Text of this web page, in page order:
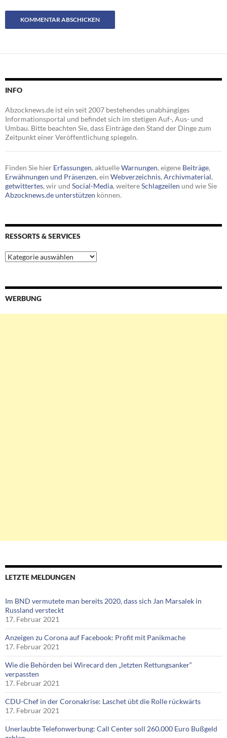
INFO
Abzocknews.de ist ein seit 2007 bestehendes unabhängiges
Informationsportal und befindet sich im stetigen Auf-, Aus- und
Umbau. Bitte beachten Sie, dass Einträge den Stand der Dinge zum
Zeitpunkt einer Veröffentlichung spiegeln.
Finden Sie hier Erfassungen, aktuelleWarnungen, eigene Beiträge,
Erwähnungen und Präsenzen, ein Webverzeichnis, Archivmaterial,
getwittertes, wir und Social-Media, weitereSchlagzeilen und wie Sie
Abzocknews.de unterstützen können.
RESSORTS & SERVICES
Ressorts
&
WERBUNG
LETZTE MELDUNGEN
Im BND vermutete man bereits 2020, dass sich Jan Marsalek in
Russland versteckt
17. Februar 2021
Anzeigen zu Corona auf Facebook: Profit mit Panikmache
17. Februar 2021
Wie die Behörden bei Wirecard den „letzten Rettungsanker“
verpassten
17. Februar 2021
CDU-Chef in der Coronakrise: Laschet übt die Rolle rückwärts
17. Februar 2021
Unerlaubte Telefonwerbung: Call Center soll 260.000 Euro Bußgeld